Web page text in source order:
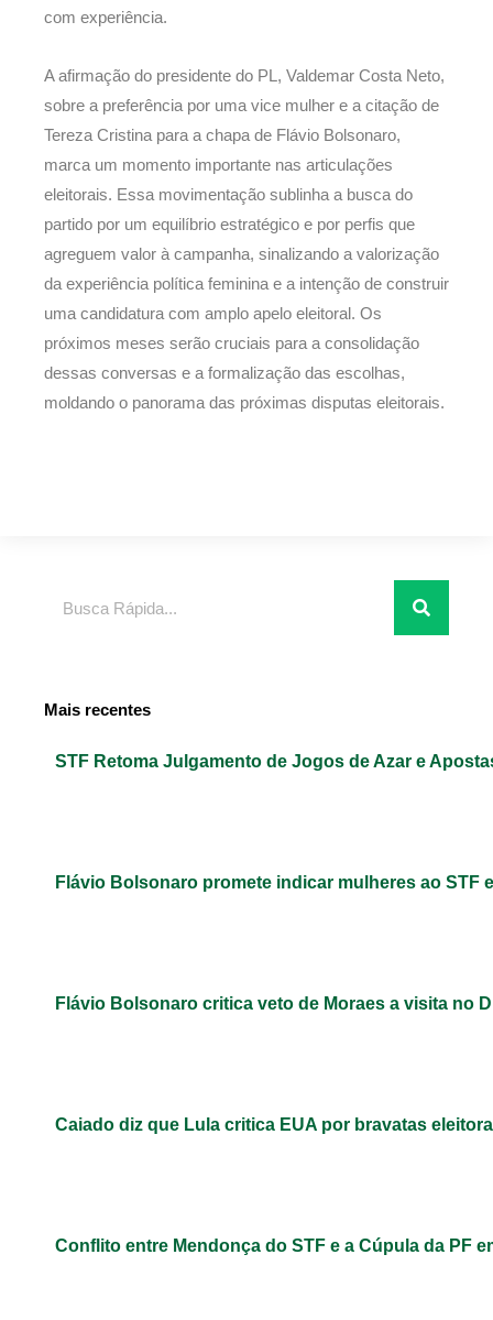
com experiência.
A afirmação do presidente do PL, Valdemar Costa Neto,
sobre a preferência por uma vice mulher e a citação de
Tereza Cristina para a chapa de Flávio Bolsonaro,
marca um momento importante nas articulações
eleitorais. Essa movimentação sublinha a busca do
partido por um equilíbrio estratégico e por perfis que
agreguem valor à campanha, sinalizando a valorização
da experiência política feminina e a intenção de construir
uma candidatura com amplo apelo eleitoral. Os
próximos meses serão cruciais para a consolidação
dessas conversas e a formalização das escolhas,
moldando o panorama das próximas disputas eleitorais.
Mais recentes
STF Retoma Julgamento de Jogos de Azar e
Flávio Bolsonaro promete indicar mulheres ao STF
Flávio Bolsonaro critica veto de Moraes a visita no
Caiado diz que Lula critica EUA por bravatas
Conflito entre Mendonça do STF e a Cúpula da PF